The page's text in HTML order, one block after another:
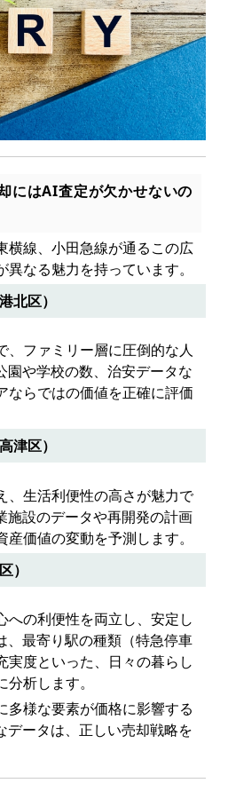
にはAI査定が欠かせないの
横線、小田急線が通るこの広
なる魅力を持っています。
北区）
、ファミリー層に圧倒的な人
園や学校の数、治安データな
ならではの価値を正確に評価
津区）
、生活利便性の高さが魅力で
施設のデータや再開発の計画
価値の変動を予測します。
）
への利便性を両立し、安定し
、最寄り駅の種類（特急停車
実度といった、日々の暮らし
析します。
多様な要素が価格に影響する
データは、正しい売却戦略を